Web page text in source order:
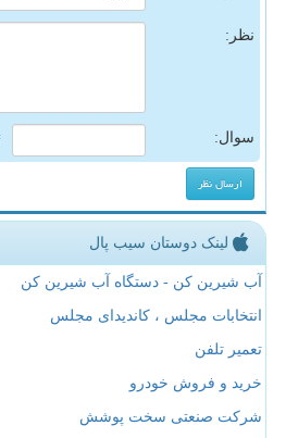
نظر:
سوال: =
لینک دوستان سیب پال
آب شیرین کن - دستگاه آب شیرین کن
انتخابات مجلس ، کاندیدای مجلس
تعمیر تلفن
خرید و فروش خودرو
شرکت صنعتی سخت پوشش